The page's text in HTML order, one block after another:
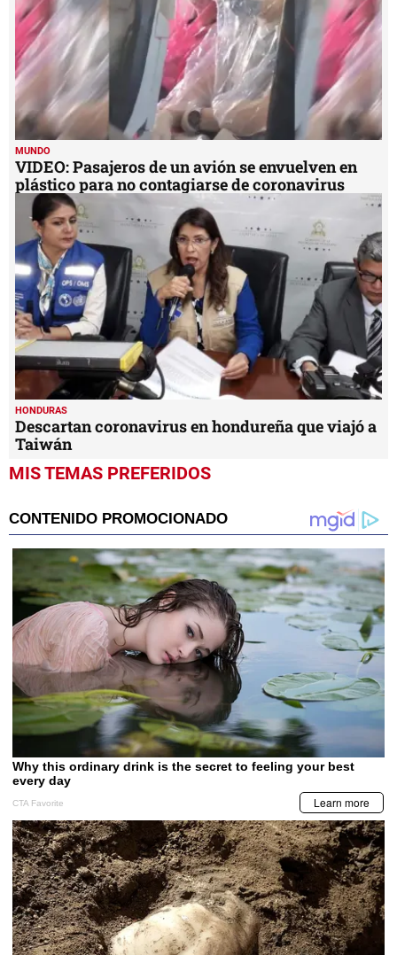
MUNDO
VIDEO: Pasajeros de un avión se envuelven en
plástico para no contagiarse de coronavirus
HONDURAS
Descartan coronavirus en hondureña que viajó a
Taiwán
MIS TEMAS PREFERIDOS